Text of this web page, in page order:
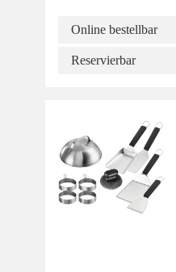
Online bestellbar
Reservierbar